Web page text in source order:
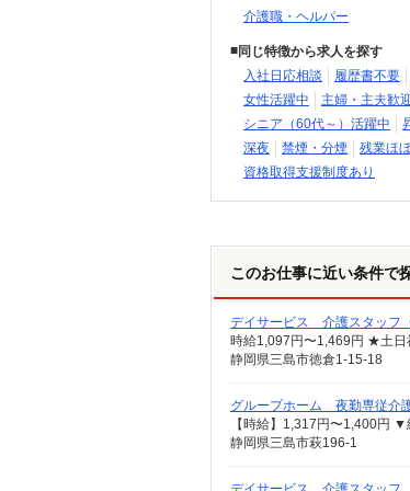
介護職・ヘルパー
同じ特徴から求人を探す
入社日応相談
履歴書不要
女性活躍中
主婦・主夫歓
シニア（60代～）活躍中
深夜
禁煙・分煙 残業ほ
資格取得支援制度あり
このお仕事に近い条件で
デイサービス 介護スタッフ
時給1,097円〜1,469円 ★土日
静岡県三島市徳倉1-15-18
グループホーム 夜勤専従介
静岡県三島市萩196-1